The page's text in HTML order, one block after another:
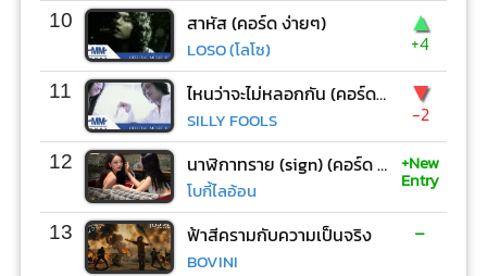
10 สาหัส (คอร์ด ง่ายๆ)
LOSO (โลโซ)
▲
+4
11 ไหนว่าจะไม่หลอกกัน (คอร์ด ง่ายๆ)
SILLY FOOLS
▼
-2
12 นาฬิกาทราย (sign) (คอร์ด ง่ายๆ)
โบกี้ไลอ้อน
+New
Entry
13 ฟ้าสีครามกับความเป็นจริง
BOVINI
-